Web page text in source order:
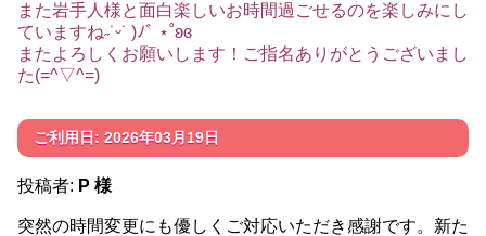
また岩手人様と面白楽しいお時間過ごせるのを楽しみにし
ていますね˶˙ᵕ˙ )ﾉﾞ ⋆˚ʚɞ
またよろしくお願いします！ご指名ありがとうございまし
た(=^▽^=)
ご利用日: 2026年03月19日
投稿者: P 様
突然の時間変更にも優しくご対応いただき感謝です。新た